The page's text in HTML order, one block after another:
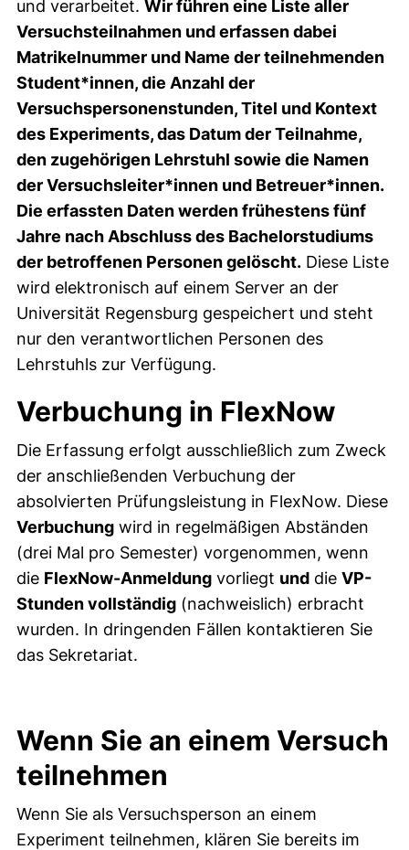
und verarbeitet. Wir führen eine Liste aller
Versuchsteilnahmen und erfassen dabei
Matrikelnummer und Name der teilnehmenden
Student*innen, die Anzahl der
Versuchspersonenstunden, Titel und Kontext
des Experiments, das Datum der Teilnahme,
den zugehörigen Lehrstuhl sowie die Namen
der Versuchsleiter*innen und Betreuer*innen.
Die erfassten Daten werden frühestens fünf
Jahre nach Abschluss des Bachelorstudiums
der betroffenen Personen gelöscht. Diese Liste
wird elektronisch auf einem Server an der
Universität Regensburg gespeichert und steht
nur den verantwortlichen Personen des
Lehrstuhls zur Verfügung.
Verbuchung in FlexNow
Die Erfassung erfolgt ausschließlich zum Zweck
der anschließenden Verbuchung der
absolvierten Prüfungsleistung in FlexNow. Diese
Verbuchung wird in regelmäßigen Abständen
(drei Mal pro Semester) vorgenommen, wenn
die FlexNow-Anmeldung vorliegt und die VP-
Stunden vollständig (nachweislich) erbracht
wurden. In dringenden Fällen kontaktieren Sie
das Sekretariat.
Wenn Sie an einem Versuch
teilnehmen
Wenn Sie als Versuchsperson an einem
Experiment teilnehmen, klären Sie bereits im